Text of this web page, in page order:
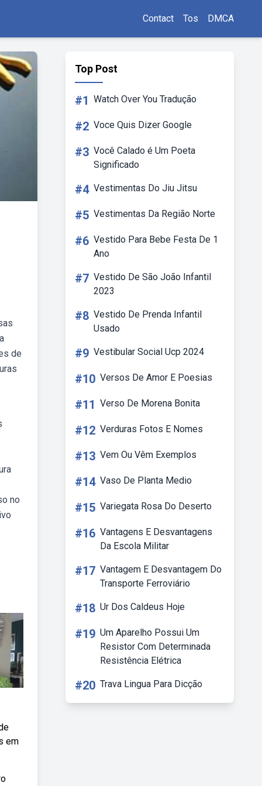
Contact Tos DMCA
de
no
em
Top Post
#1 Watch Over You Tradução
#2 Voce Quis Dizer Google
#3 Você Calado é Um Poeta
Significado
#4 Vestimentas Do Jiu Jitsu
#5 Vestimentas Da Região Norte
#6 Vestido Para Bebe Festa De 1
Ano
#7 Vestido De São João Infantil
2023
#8 Vestido De Prenda Infantil
Usado
#9 Vestibular Social Ucp 2024
#10 Versos De Amor E Poesias
#11 Verso De Morena Bonita
#12 Verduras Fotos E Nomes
#13 Vem Ou Vêm Exemplos
#14 Vaso De Planta Medio
#15 Variegata Rosa Do Deserto
#16 Vantagens E Desvantagens
Da Escola Militar
#17 Vantagem E Desvantagem Do
Transporte Ferroviário
#18 Ur Dos Caldeus Hoje
#19 Um Aparelho Possui Um
Resistor Com Determinada
Resistência Elétrica
#20 Trava Lingua Para Dicção